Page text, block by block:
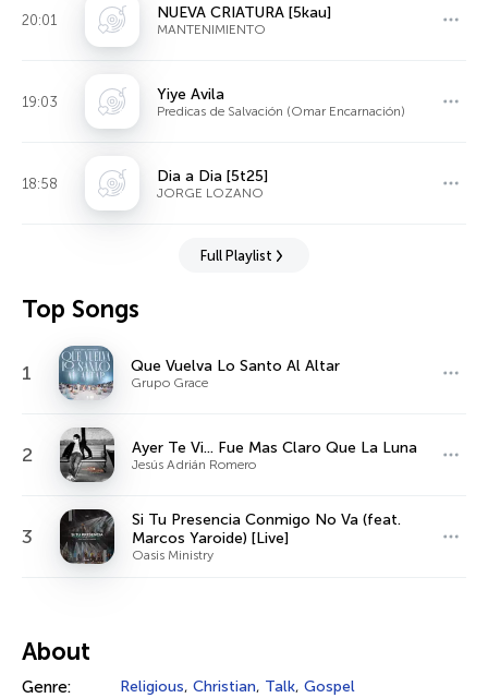
20:01 NUEVA CRIATURA [5kau]
MANTENIMIENTO
19:03 Yiye Avila
Predicas de Salvación (Omar Encarnación)
18:58 Dia a Dia [5t25]
JORGE LOZANO
Full Playlist
Top Songs
1 Que Vuelva Lo Santo Al Altar
Grupo Grace
2 Ayer Te Vi... Fue Mas Claro Que La Luna
Jesús Adrián Romero
3
Si Tu Presencia Conmigo No Va (feat.
Marcos Yaroide) [Live]
Oasis Ministry
About
Genre: Religious, Christian, Talk, Gospel